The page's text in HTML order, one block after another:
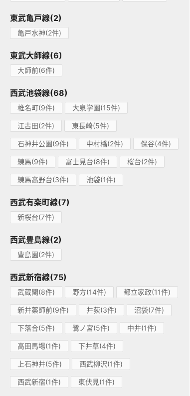
東武亀戸線(2)
亀戸水神(2件)
東武大師線(6)
大師前(6件)
西武池袋線(68)
椎名町(9件) 大泉学園(15件)
江古田(2件) 東長崎(5件)
石神井公園(9件) 中村橋(2件) 保谷(4件)
練馬(9件) 富士見台(8件) 桜台(2件)
練馬高野台(3件) 池袋(1件)
西武有楽町線(7)
新桜台(7件)
西武豊島線(2)
豊島園(2件)
西武新宿線(75)
武蔵関(8件) 野方(14件) 都立家政(11件)
新井薬師前(9件) 井荻(3件) 沼袋(7件)
下落合(5件) 鷺ノ宮(5件) 中井(1件)
高田馬場(1件) 下井草(4件)
上石神井(5件) 西武柳沢(1件)
西武新宿(1件) 東伏見(1件)